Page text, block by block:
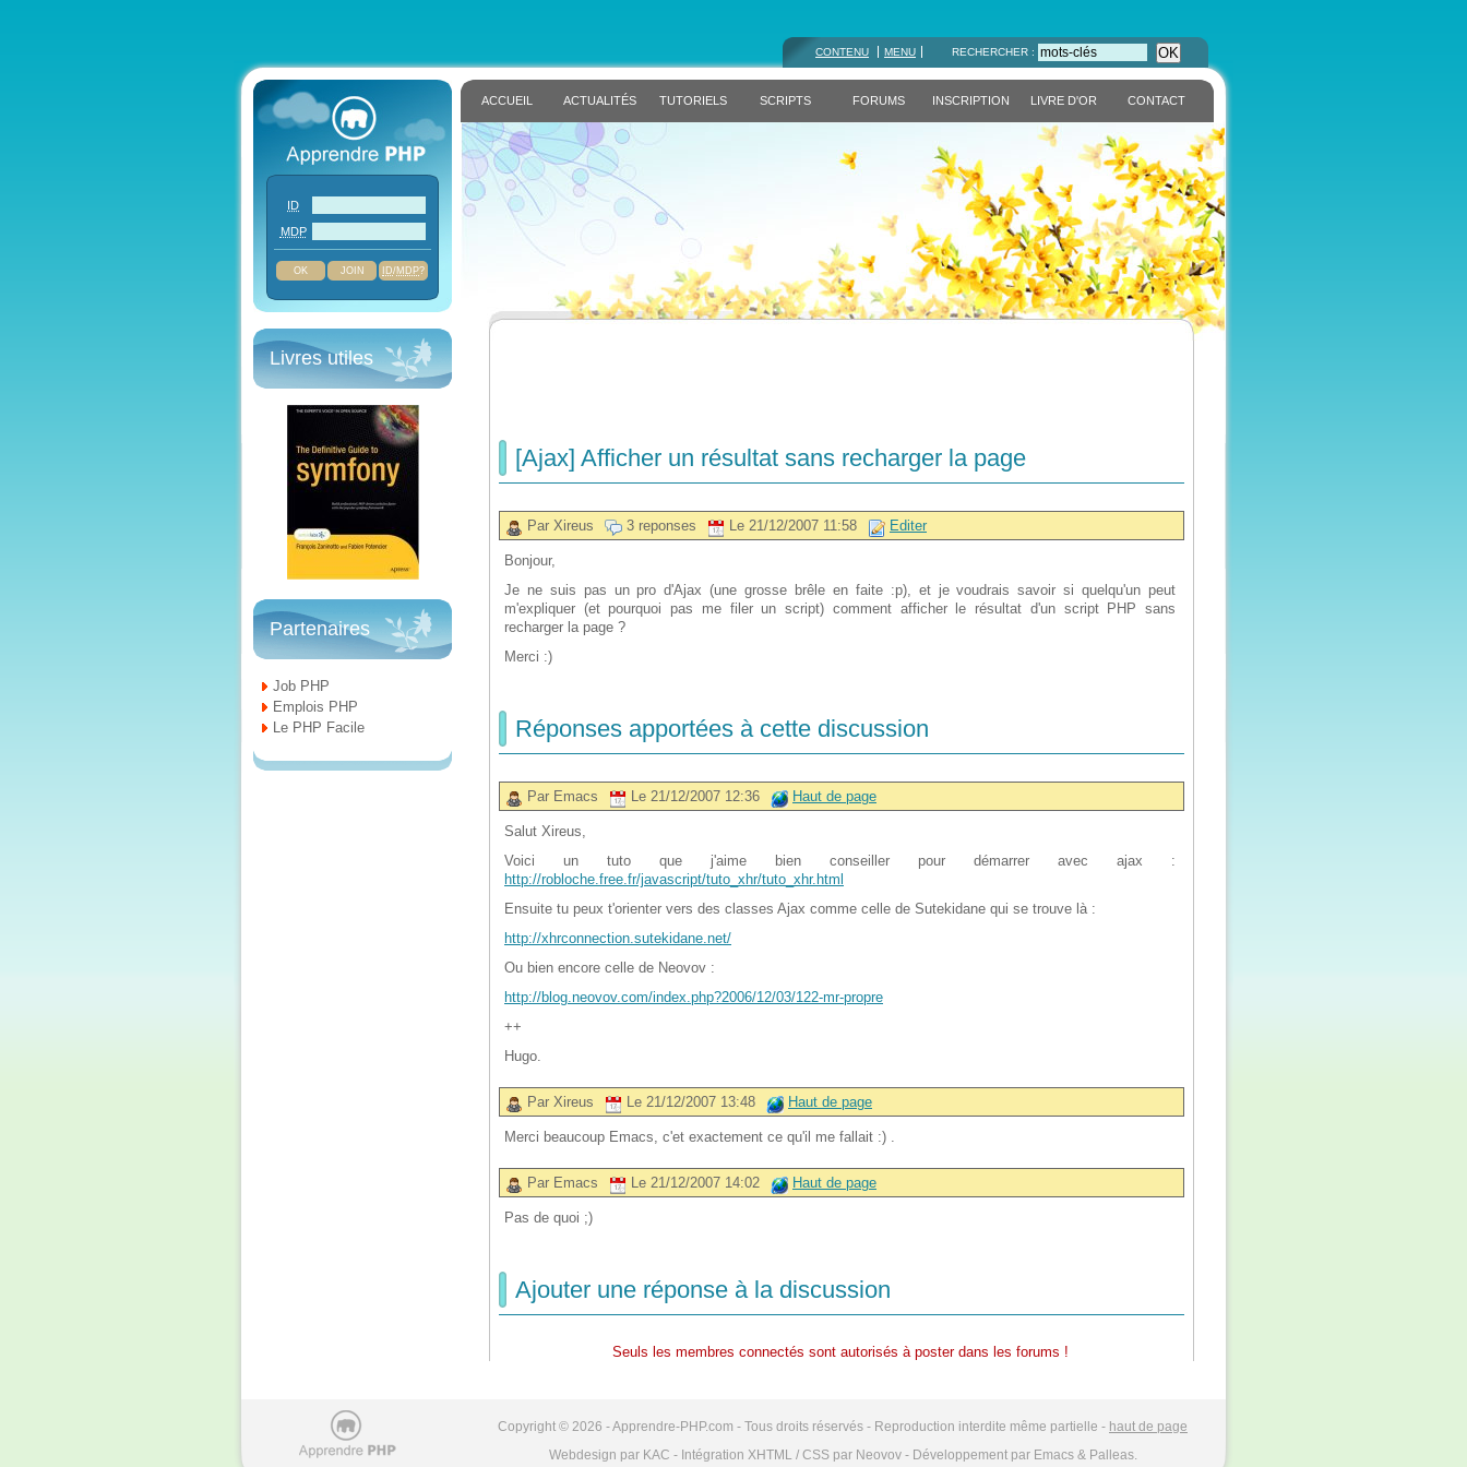
CONTENU MENU RECHERCHER : OK
ACCUEIL ACTUALITÉS TUTORIELS SCRIPTS FORUMS INSCRIPTION LIVRE D'OR CONTACT
[Ajax] Afficher un résultat sans recharger la page
Par Xireus 3 reponses Le 21/12/2007 11:58 Editer
Bonjour,
Je ne suis pas un pro d'Ajax (une grosse brêle en faite :p), et je voudrais savoir si quelqu'un peut
m'expliquer (et pourquoi pas me filer un script) comment afficher le résultat d'un script PHP sans
recharger la page ?
Merci :)
Réponses apportées à cette discussion
Par Emacs Le 21/12/2007 12:36 Haut de page
Salut Xireus,
Voici un tuto que j'aime bien conseiller pour démarrer avec ajax :
http://robloche.free.fr/javascript/tuto_xhr/tuto_xhr.html
Ensuite tu peux t'orienter vers des classes Ajax comme celle de Sutekidane qui se trouve là :
http://xhrconnection.sutekidane.net/
Ou bien encore celle de Neovov :
http://blog.neovov.com/index.php?2006/12/03/122-mr-propre
++
Hugo.
Par Xireus Le 21/12/2007 13:48 Haut de page
Merci beaucoup Emacs, c'et exactement ce qu'il me fallait :) .
Par Emacs Le 21/12/2007 14:02 Haut de page
Pas de quoi ;)
Ajouter une réponse à la discussion
Seuls les membres connectés sont autorisés à poster dans les forums !
ID
MDP
JOIN ID/MDP?
Livres utiles
Partenaires
Job PHP
Emplois PHP
Le PHP Facile
Copyright © 2026 - Apprendre-PHP.com - Tous droits réservés - Reproduction interdite même partielle - haut de page
Webdesign par KAC - Intégration XHTML / CSS par Neovov - Développement par Emacs & Palleas.